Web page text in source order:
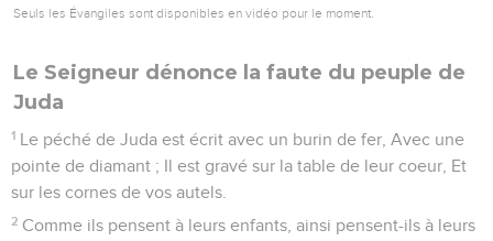
Seuls les Évangiles sont disponibles en vidéo pour le moment.
Le Seigneur dénonce la faute du peuple de
Juda
1 Le péché de Juda est écrit avec un burin de fer, Avec une
pointe de diamant ; Il est gravé sur la table de leur coeur, Et
sur les cornes de vos autels.
2 Comme ils pensent à leurs enfants, ainsi pensent-ils à leurs